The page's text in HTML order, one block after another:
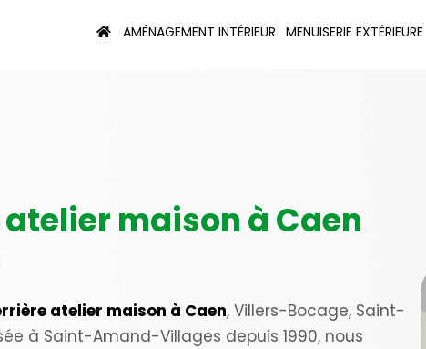
AMÉNAGEMENT INTÉRIEUR MENUISERIE EXTÉRIEURE
maison à Caen
atelier maison à Caen, Villers-Bocage, Saint-
à Saint-Amand-Villages depuis 1990, nous